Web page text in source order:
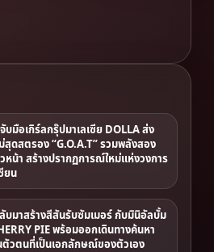
บมือเกิร์ลกรุ๊ปมาเลเซีย DOLLA ส่ง
สุดสตรอง “G.O.A.T” รวมพลังสอง
หน้า สร้างปรากฏการณ์ใหม่แห่งวงการ
ยน
บมาสร้างสีสันรับซัมเมอร์ กับมินิอัลบั้ม
PIE พร้อมออกเดินทางค้นหา
ตัวตนที่เป็นเอกลักษณ์ของตัวเอง